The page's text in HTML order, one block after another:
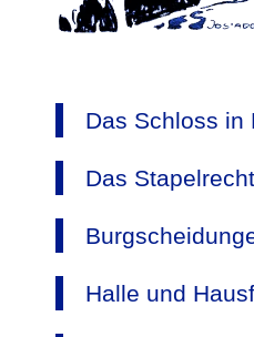
Das Schloss in
Das
Halle und